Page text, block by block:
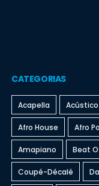
CATEGORIAS
Acapella Acústico
Afro House Afro
Amapiano Beat
Coupé-Décalé